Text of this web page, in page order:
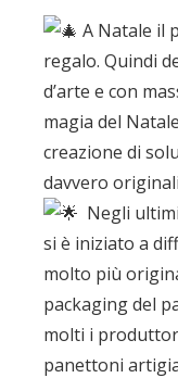
A Natale il
regalo. Quindi
d’arte e con
magia del
creazione di
davvero
Negli
si è iniziato a
molto più
packaging del
molti i
panettoni